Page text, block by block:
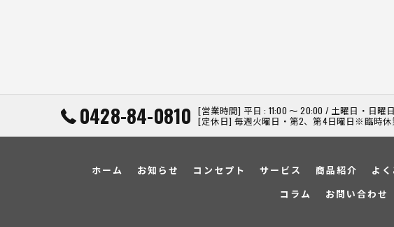
0428-84-0810 [営業時間] 平日 : 11:00 ～ 20:00 / 土曜日・日曜日
[定休日] 毎週火曜日・第2、第4日曜日※臨時休
ホーム お知らせ コンセプト サービス 商品紹介 よ
コラム
お問い合わせ